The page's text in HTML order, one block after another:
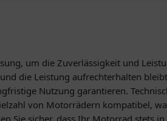
um die Zuverlässigkeit und
die Leistung aufrechterhalten
Nutzung garantieren.
von Motorrädern kompatibel,
Sie sicher, dass Ihr Motorrad stets